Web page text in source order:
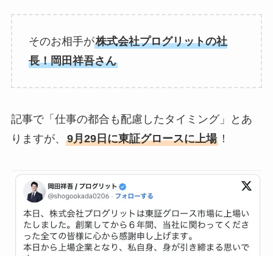
そのお相手が株式会社プログリットの社
長！岡田祥吾さん
記事で「仕事の都合も配慮したタイミング」とあ
りますが、 9月29日に東証グロースに上場！